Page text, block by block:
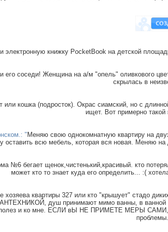
электронную книжку PocketBook на детской
соседи! Женщина на а/м "опель" оливкового
скрылась в
или кошка (подросток). Окрас сиамский, но с
ищет. Вот примерно такой
" Меняю свою однокомнатную квартиру на
оставить всю мебель, которая вся новая. Меняю
№6 бегает щенок,чистенький,красивый. кто
может кто то знает куда его определить... :(
В
хозяева квартиры 327 или кто "крышует" стадо
душ принимают мимо ванны, в ванной
полез и ко мне. ЕСЛИ вЫ НЕ ПРИМЕТЕ МЕРЫ